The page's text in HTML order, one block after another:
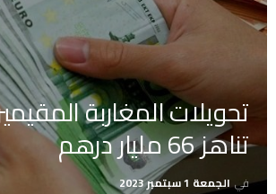
تحويلات المغاربة
تناهز 66 مليار درهم
فيالجمعة 1 سبتمبر 2023